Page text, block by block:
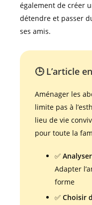
également de créer
détendre et passer
ses amis.
🕒 L’article
Aménager les
limite pas à
lieu de vie
pour toute la
✅
Adapter
forme
✅ Choisir